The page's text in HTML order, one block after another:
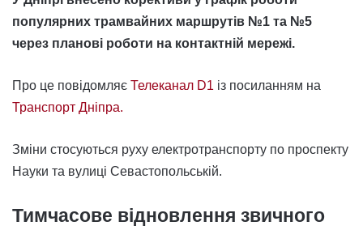
популярних трамвайних маршрутів №1 та №5
через планові роботи на контактній мережі.
Про це повідомляє Телеканал D1 із посиланням на
Транспорт Дніпра.
Зміни стосуються руху електротранспорту по проспекту
Науки та вулиці Севастопольській.
Тимчасове відновлення звичного